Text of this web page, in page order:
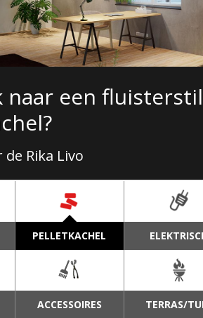
FINN
naar een
Rika Livo
PELLETKACHEL
ACCESSOIRES TERRAS/